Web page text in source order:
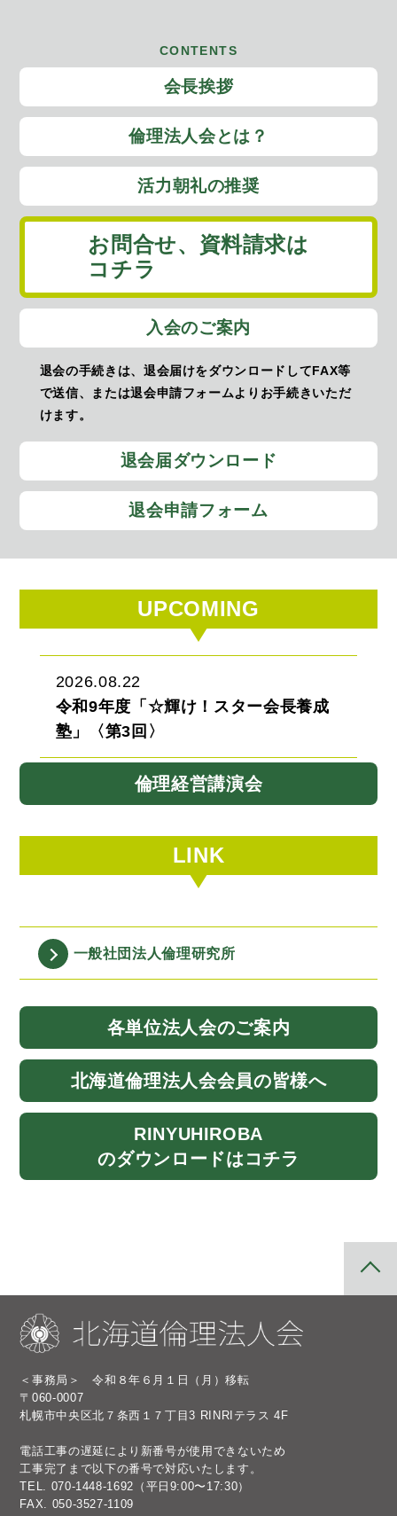
CONTENTS
会長挨拶
倫理法人会とは？
活力朝礼の推奨
お問合せ、 資料請求は
コチラ
入会のご案内
退会の手続きは、退会届けをダウンロードしてFAX等
で送信、または退会申請フォームよりお手続きいただ
けます。
退会届ダウンロード
退会申請フォーム
UPCOMING
2026.08.22
令和9年度「☆輝け！スター会長養成
塾」〈第3回〉
倫理経営講演会
LINK
一般社団法人倫理研究所
各単位法人会のご案内
北海道倫理法人会会員の皆様へ
RINYUHIROBA
のダウンロードはコチラ
＜事務局＞ 令和８年６月１日（月）移転
〒060-0007
札幌市中央区北７条西１７丁目3 RINRIテラス 4F
電話工事の遅延により新番号が使用できないため
工事完了まで以下の番号で対応いたします。
TEL. 070-1448-1692 （平日9:00〜17:30）
FAX. 050-3527-1109